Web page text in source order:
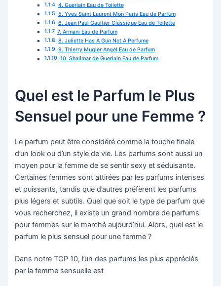
4. Guerlain Eau de Toilette
5. Yves Saint Laurent Mon Paris Eau de Parfum
6. Jean Paul Gaultier Classique Eau de Toilette
7. Armani Eau de Parfum
8. Juliette Has A Gun Not A Perfume
9. Thierry Mugler Angel Eau de Parfum
10. Shalimar de Guerlain Eau de Parfum
Quel est le Parfum le Plus
Sensuel pour une Femme ?
Le parfum peut être considéré comme la touche finale
d’un look ou d’un style de vie. Les parfums sont aussi un
moyen pour la femme de se sentir sexy et séduisante.
Certaines femmes sont attirées par les parfums intenses
et puissants, tandis que d’autres préfèrent les parfums
plus légers et subtils. Quel que soit le type de parfum que
vous recherchez, il existe un grand nombre de parfums
pour femmes sur le marché aujourd’hui. Alors, quel est le
parfum le plus sensuel pour une femme ?
Dans notre TOP 10, l’un des parfums les plus appréciés
par la femme sensuelle est